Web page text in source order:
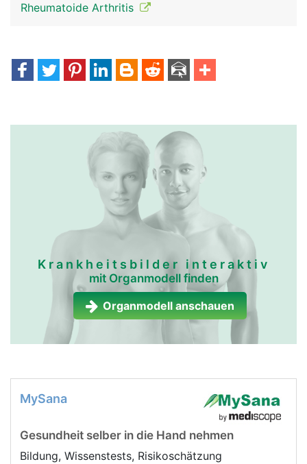
Rheumatoide Arthritis
Krankheitsbilder interaktiv
mit Organmodell finden
Organmodell anschauen
MySana
Gesundheit selber in die Hand nehmen
Bildung, Wissenstests, Risikoschätzung